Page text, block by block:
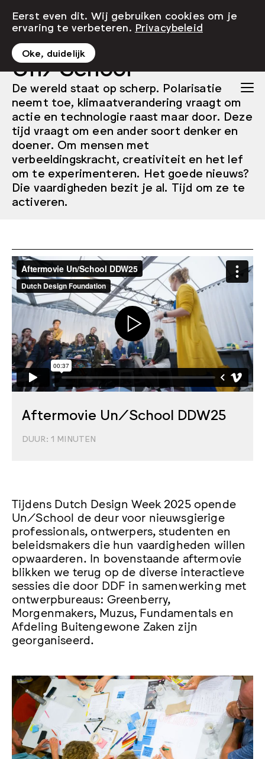
Un/School
De wereld staat op scherp. Polarisatie
neemt toe, klimaatverandering vraagt om
actie en technologie raast maar door. Deze
tijd vraagt om een ander soort denker en
doener. Om mensen met
verbeeldingskracht, creativiteit en het lef
om te experimenteren. Het goede nieuws?
Die vaardigheden bezit je al. Tijd om ze te
activeren.
Aftermovie Un/School DDW25
DUUR: 1 MINUTEN
Tijdens Dutch Design Week 2025 opende
Un/School de deur voor nieuwsgierige
professionals, ontwerpers, studenten en
beleidsmakers die hun vaardigheden willen
opwaarderen. In bovenstaande aftermovie
blikken we terug op de diverse interactieve
sessies die door DDF in samenwerking met
ontwerpbureaus: Greenberry,
Morgenmakers, Muzus, Fundamentals en
Afdeling Buitengewone Zaken zijn
georganiseerd.
Eerst even dit. Wij gebruiken cookies om je
ervaring te verbeteren. Privacybeleid
Oke, duidelijk